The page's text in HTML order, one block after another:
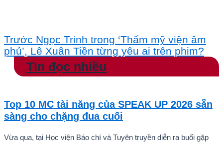
Trước Ngọc Trinh trong ‘Thẩm mỹ viện âm
phủ’, Lê Xuân Tiền từng yêu ai trên phim?
Tin đọc nhiều
Top 10 MC tài năng của SPEAK UP 2026 sẵn
sàng cho chặng đua cuối
Vừa qua, tại Học viện Báo chí và Tuyên truyền diễn ra buổi gặp